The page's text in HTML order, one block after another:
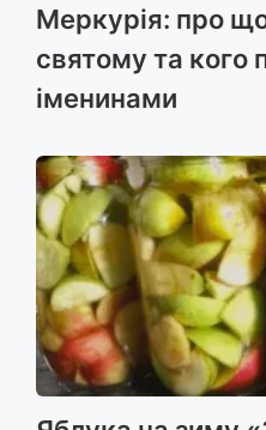
Меркурія: про
святому та кого
іменинами